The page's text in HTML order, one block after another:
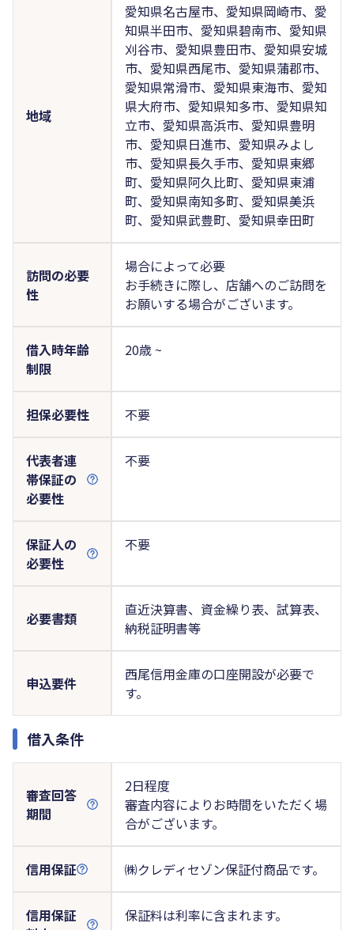
地域
愛知県名古屋市、愛知県岡崎市、愛
知県半田市、愛知県碧南市、愛知県
刈谷市、愛知県豊田市、愛知県安城
市、愛知県西尾市、愛知県蒲郡市、
愛知県常滑市、愛知県東海市、愛知
県大府市、愛知県知多市、愛知県知
立市、愛知県高浜市、愛知県豊明
市、愛知県日進市、愛知県みよし
市、愛知県長久手市、愛知県東郷
町、愛知県阿久比町、愛知県東浦
町、愛知県南知多町、愛知県美浜
町、愛知県武豊町、愛知県幸田町
訪問の必要
性
場合によって必要
お手続きに際し、店舗へのご訪問を
お願いする場合がございます。
借入時年齢
制限
20歳 ~
担保必要性 不要
代表者連
帯保証の
必要性
不要
保証人の
必要性
不要
必要書類
直近決算書、資金繰り表、試算表、
納税証明書等
申込要件
西尾信用金庫の口座開設が必要で
す。
借入条件
審査回答
期間
2日程度
審査内容によりお時間をいただく場
合がございます。
信用保証 ㈱クレディセゾン保証付商品です。
信用保証
保証料は利率に含まれます。